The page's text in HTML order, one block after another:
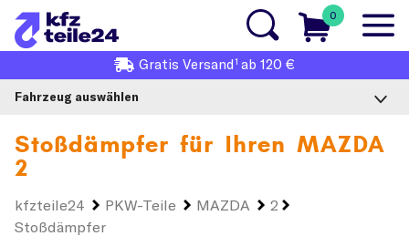
0
Gratis Versand1 ab 120 €
Fahrzeug auswählen
Stoßdämpfer für Ihren MAZDA
2
kfzteile24 PKW-Teile MAZDA
2
Stoßdämpfer